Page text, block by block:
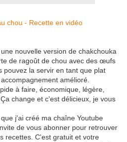
nouvelle version de chakchouka
de ragoût de chou avec des œufs
pouvez la servir en tant que plat
amélioré.
à faire, économique, légère,
change et c'est délicieux, je vous
j'ai créé ma chaîne Youtube
de vous abonner pour retrouver
recettes. C'est gratuit et votre